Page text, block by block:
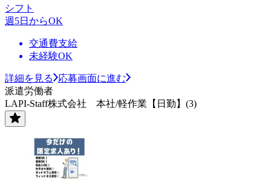
シフト
週5日からOK
交通費支給
未経験OK
詳細を見る
応募画面に進む
派遣労働者
LAPI-Staff株式会社 本社/軽作業【日勤】(3)